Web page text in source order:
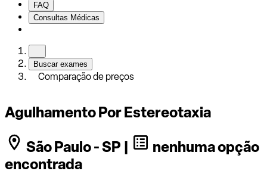
FAQ
Consultas Médicas
Buscar exames
Comparação de preços
Agulhamento Por Estereotaxia
São Paulo - SP |
nenhuma opção
encontrada